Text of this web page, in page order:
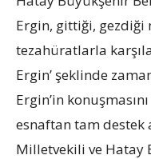
Ergin, gittiği,
tezahüratlarla
Ergin’ şeklinde
Ergin’in
esnaftan tam destek
Milletvekili ve Hatay